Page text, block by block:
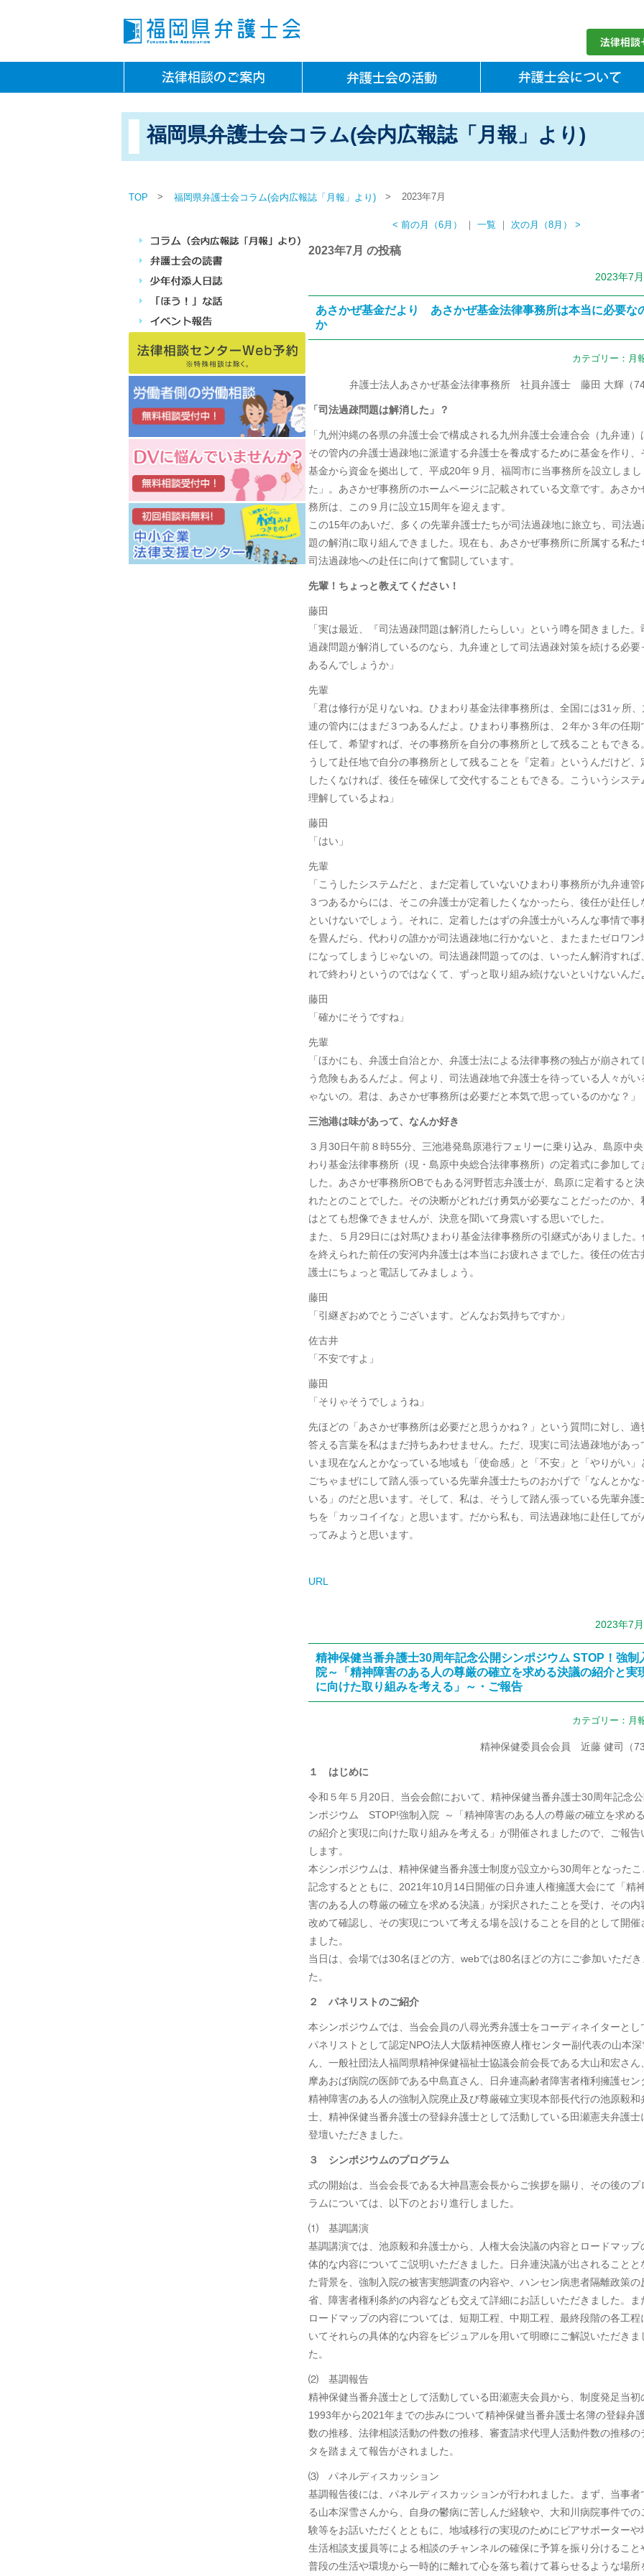
福岡県弁護士会コラム(会内広報誌「月報」より)
TOP > 福岡県弁護士会コラム(会内広報誌「月報」より)> 2023年7月
< 前の月（6月） 一覧 次の月（8月） >
2023年7月 の投稿
2023年7
あさかぜ基金だより あさかぜ基金法律事務所は本当に必要な
か
カテゴリー： 月
弁護士法人あさかぜ基金法律事務所 社員弁護士 藤田 大輝（74
「司法過疎問題は解消した」？
「九州沖縄の各県の弁護士会で構成される九州弁護士会連合会（九弁連）
その管内の弁護士過疎地に派遣する弁護士を養成するために基金を作り、
基金から資金を拠出して、平成20年９月、福岡市に当事務所を設立しまし
た」。あさかぜ事務所のホームページに記載されている文章です。あさか
務所は、この９月に設立15周年を迎えます。
この15年のあいだ、多くの先輩弁護士たちが司法過疎地に旅立ち、司法過
題の解消に取り組んできました。現在も、あさかぜ事務所に所属する私た
司法過疎地への赴任に向けて奮闘しています。
先輩！ちょっと教えてください！
藤田
「実は最近、『司法過疎問題は解消したらしい』という噂を聞きました。
過疎問題が解消しているのなら、九弁連として司法過疎対策を続ける必要
あるんでしょうか」
先輩
「君は修行が足りないね。ひまわり基金法律事務所は、全国には31ヶ所、
連の管内にはまだ３つあるんだよ。ひまわり事務所は、２年か３年の任期
任して、希望すれば、その事務所を自分の事務所として残ることもできる
うして赴任地で自分の事務所として残ることを『定着』というんだけど、
したくなければ、後任を確保して交代することもできる。こういうシステ
理解しているよね」
藤田
「はい」
先輩
「こうしたシステムだと、まだ定着していないひまわり事務所が九弁連管
３つあるからには、そこの弁護士が定着したくなかったら、後任が赴任し
といけないでしょう。それに、定着したはずの弁護士がいろんな事情で事
を畳んだら、代わりの誰かが司法過疎地に行かないと、またまたゼロワン
になってしまうじゃないの。司法過疎問題ってのは、いったん解消すれば
れで終わりというのではなくて、ずっと取り組み続けないといけないんだ
藤田
「確かにそうですね」
先輩
「ほかにも、弁護士自治とか、弁護士法による法律事務の独占が崩されて
う危険もあるんだよ。何より、司法過疎地で弁護士を待っている人々がい
ゃないの。君は、あさかぜ事務所は必要だと本気で思っているのかな？」
三池港は味があって、なんか好き
３月30日午前８時55分、三池港発島原港行フェリーに乗り込み、島原中央
わり基金法律事務所（現・島原中央総合法律事務所）の定着式に参加して
した。あさかぜ事務所OBでもある河野哲志弁護士が、島原に定着すると
れたとのことでした。その決断がどれだけ勇気が必要なことだったのか、
はとても想像できませんが、決意を聞いて身震いする思いでした。
また、５月29日には対馬ひまわり基金法律事務所の引継式がありました。
を終えられた前任の安河内弁護士は本当にお疲れさまでした。後任の佐古
護士にちょっと電話してみましょう。
藤田
「引継ぎおめでとうございます。どんなお気持ちですか」
佐古井
「不安ですよ」
藤田
「そりゃそうでしょうね」
先ほどの「あさかぜ事務所は必要だと思うかね？」という質問に対し、適
答える言葉を私はまだ持ちあわせません。ただ、現実に司法過疎地があっ
いま現在なんとかなっている地域も「使命感」と「不安」と「やりがい」
ごちゃまぜにして踏ん張っている先輩弁護士たちのおかげで「なんとかな
いる」のだと思います。そして、私は、そうして踏ん張っている先輩弁護
ちを「カッコイイな」と思います。だから私も、司法過疎地に赴任してが
ってみようと思います。
URL
2023年7
精神保健当番弁護士30周年記念公開シンポジウム STOP！強制
院～「精神障害のある人の尊厳の確立を求める決議の紹介と実
に向けた取り組みを考える」～・ご報告
カテゴリー： 月
精神保健委員会会員 近藤 健司（73
１ はじめに
令和５年５月20日、当会会館において、精神保健当番弁護士30周年記念
ンポジウム STOP!強制入院 ～「精神障害のある人の尊厳の確立を求め
の紹介と実現に向けた取り組みを考える」が開催されましたので、ご報告
します。
本シンポジウムは、精神保健当番弁護士制度が設立から30周年となったこ
記念するとともに、2021年10月14日開催の日弁連人権擁護大会にて「精
害のある人の尊厳の確立を求める決議」が採択されたことを受け、その内
改めて確認し、その実現について考える場を設けることを目的として開催
ました。
当日は、会場では30名ほどの方、webでは80名ほどの方にご参加いただき
た。
２ パネリストのご紹介
本シンポジウムでは、当会会員の八尋光秀弁護士をコーディネイターとし
パネリストとして認定NPO法人大阪精神医療人権センター副代表の山本深
ん、一般社団法人福岡県精神保健福祉士協議会前会長である大山和宏さん
摩あおば病院の医師である中島直さん、日弁連高齢者障害者権利擁護セン
精神障害のある人の強制入院廃止及び尊厳確立実現本部長代行の池原毅和
士、精神保健当番弁護士の登録弁護士として活動している田瀬憲夫弁護士
登壇いただきました。
３ シンポジウムのプログラム
式の開始は、当会会長である大神昌憲会長からご挨拶を賜り、その後のプ
ラムについては、以下のとおり進行しました。
⑴ 基調講演
基調講演では、池原毅和弁護士から、人権大会決議の内容とロードマップ
体的な内容についてご説明いただきました。日弁連決議が出されることと
た背景を、強制入院の被害実態調査の内容や、ハンセン病患者隔離政策の
省、障害者権利条約の内容なども交えて詳細にお話しいただきました。ま
ロードマップの内容については、短期工程、中期工程、最終段階の各工程
いてそれらの具体的な内容をビジュアルを用いて明瞭にご解説いただきま
た。
⑵ 基調報告
精神保健当番弁護士として活動している田瀬憲夫会員から、制度発足当初
1993年から2021年までの歩みについて精神保健当番弁護士名簿の登録弁
数の推移、法律相談活動の件数の推移、審査請求代理人活動件数の推移の
タを踏まえて報告がされました。
⑶ パネルディスカッション
基調報告後には、パネルディスカッションが行われました。まず、当事者
る山本深雪さんから、自身の鬱病に苦しんだ経験や、大和川病院事件での
験等をお話いただくとともに、地域移行の実現のためにピアサポーターや
生活相談支援員等による相談のチャンネルの確保に予算を振り分けること
普段の生活や環境から一時的に離れて心を落ち着けて暮らせるような場所